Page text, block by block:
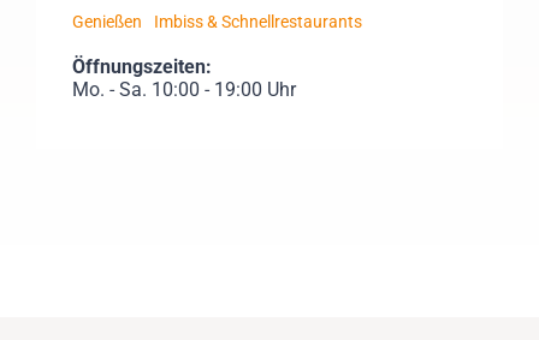
Genießen Imbiss & Schnellrestaurants
Öffnungszeiten:
Mo. - Sa. 10:00 - 19:00 Uhr